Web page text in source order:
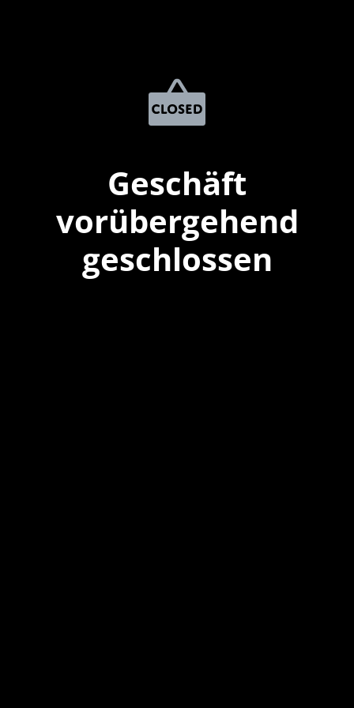
Geschäft
vorübergehend
geschlossen